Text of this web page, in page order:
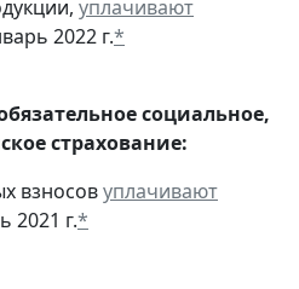
уплачивают
2022 г.*
социальное,
страхование:
взносовуплачивают
2021 г.*